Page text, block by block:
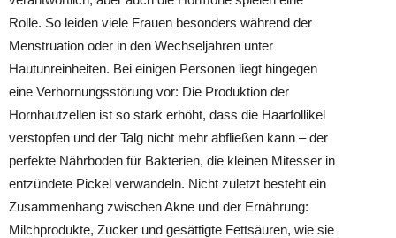
Rolle. So leiden viele Frauen besonders während der
Menstruation oder in den Wechseljahren unter
Hautunreinheiten. Bei einigen Personen liegt hingegen
eine Verhornungsstörung vor: Die Produktion der
Hornhautzellen ist so stark erhöht, dass die Haarfollikel
verstopfen und der Talg nicht mehr abfließen kann – der
perfekte Nährboden für Bakterien, die kleinen Mitesser in
entzündete Pickel verwandeln. Nicht zuletzt besteht ein
Zusammenhang zwischen Akne und der Ernährung:
Milchprodukte, Zucker und gesättigte Fettsäuren, wie sie